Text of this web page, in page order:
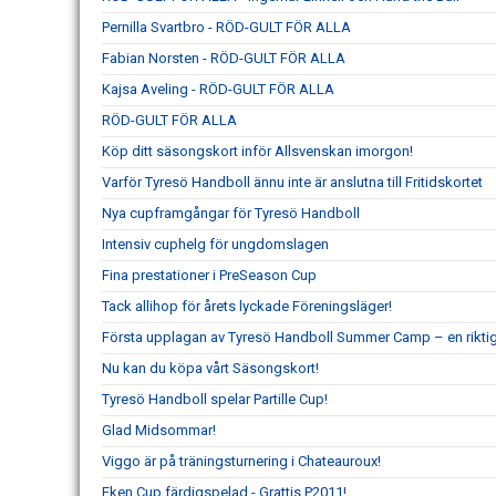
Pernilla Svartbro - RÖD-GULT FÖR ALLA
Fabian Norsten - RÖD-GULT FÖR ALLA
Kajsa Aveling - RÖD-GULT FÖR ALLA
RÖD-GULT FÖR ALLA
Köp ditt säsongskort inför Allsvenskan imorgon!
Varför Tyresö Handboll ännu inte är anslutna till Fritidskortet
Nya cupframgångar för Tyresö Handboll
Intensiv cuphelg för ungdomslagen
Fina prestationer i PreSeason Cup
Tack allihop för årets lyckade Föreningsläger!
Första upplagan av Tyresö Handboll Summer Camp – en
Nu kan du köpa vårt Säsongskort!
Tyresö Handboll spelar Partille Cup!
Glad Midsommar!
Viggo är på träningsturnering i Chateauroux!
Eken Cup färdigspelad - Grattis P2011!